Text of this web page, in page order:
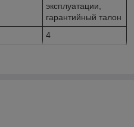
эксплуатации,
гарантийный талон
4